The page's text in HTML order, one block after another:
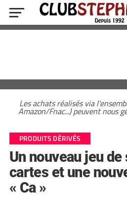
Les achats réalisés via
Amazon/Fnac...) peuvent nous
PRODUITS DÉRIVÉS
Un nouveau jeu
cartes et une
« Ca »